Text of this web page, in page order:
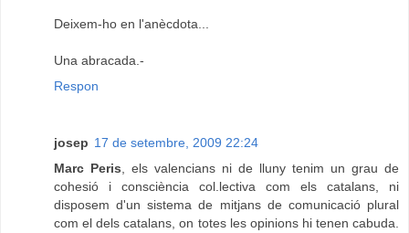
Deixem-ho en l'anècdota...
Una abracada.-
Respon
josep 17 de setembre, 2009 22:24
Marc Peris, els valencians ni de lluny tenim un grau de
cohesió i consciència col.lectiva com els catalans, ni
disposem d'un sistema de mitjans de comunicació plural
com el dels catalans, on totes les opinions hi tenen cabuda.